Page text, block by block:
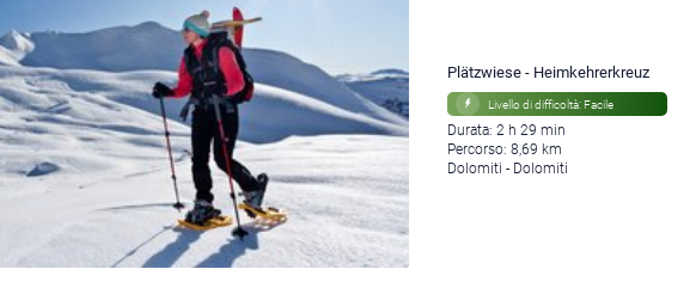
Plätzwiese - Heimkehrerkreuz
Livello di difficoltà: Facile
Durata: 2 h 29 min
Percorso: 8,69 km
Dolomiti - Dolomiti